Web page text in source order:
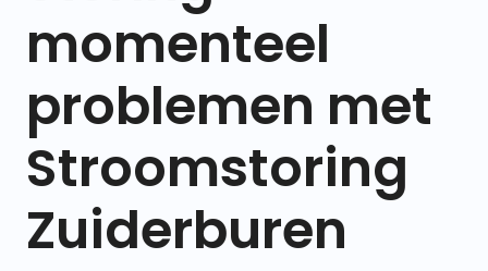
momenteel
problemen met
Stroomstoring
Zuiderburen